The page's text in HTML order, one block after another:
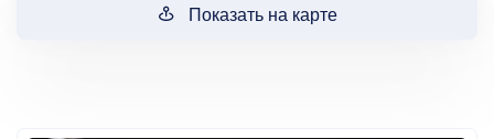
Показать на карте